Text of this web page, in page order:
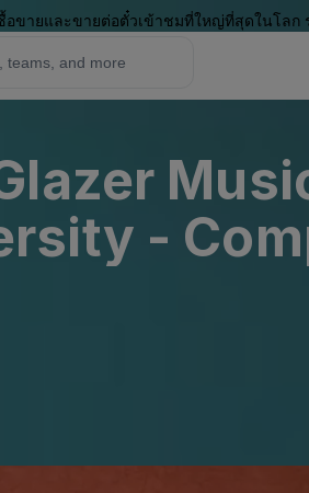
อขายและขายต่อตั๋วเข้าชมที่ใหญ่ที่สุดในโล
-